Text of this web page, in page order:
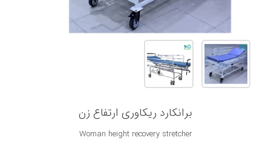
برانکارد ریکاوری ارتفاع زن
Woman height recovery stretcher